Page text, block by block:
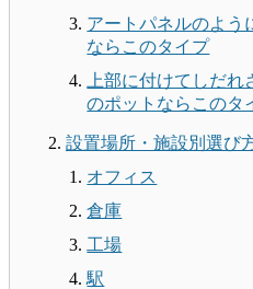
アートパネルのよう
ならこのタイプ
上部に付けてしだ
のポットならこのタ
設置場所・施設別選び
オフィス
倉庫
工場
駅